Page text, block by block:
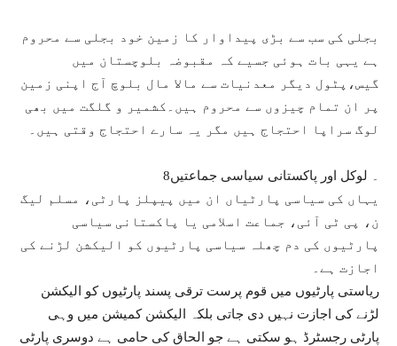
بجلی کی سب سے بڑی پیداوار کا زمین خود بجلی سے محروم
ہے یہی بات ہوئی جسیے کہ مقبوضہ بلوچستان میں
گیس،پٹول دیگر معدنیات سے مالا مال بلوچ آج اپنی زمین
پر ان تمام چیزوں سے محروم ہیں۔کشمیر و گلگت میں بھی
لوگ سراپا احتجاج ہیں مگر یہ سارے احتجاج وقتی ہیں۔
8۔ لوکل اور پاکستانی سیاسی جماعتیں
یہاں کی سیاسی پارٹیاں ان میں پیپلز پارٹی، مسلم لیگ
ن، پی ٹی آئی، جماعت اسلامی یا پاکستانی سیاسی
پارٹیوں کی دم چھلہ سیاسی پارٹیوں کو الیکشن لڑنے کی
اجازت ہے۔
ریاستی پارٹیوں میں قوم پرست ترقی پسند پارٹیوں کو الیکشن
لڑنے کی اجازت نہیں دی جاتی بلکہ الیکشن کمیشن میں وہی
پارٹی رجسٹرڈ ہو سکتی ہے جو الحاق کی حامی ہے دوسری پارٹی